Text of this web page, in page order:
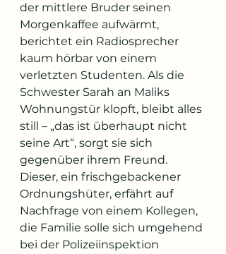
der mittlere Bruder seinen
Morgenkaffee aufwärmt,
berichtet ein Radiosprecher
kaum hörbar von einem
verletzten Studenten. Als die
Schwester Sarah an Maliks
Wohnungstür klopft, bleibt alles
still – „das ist überhaupt nicht
seine Art“, sorgt sie sich
gegenüber ihrem Freund.
Dieser, ein frischgebackener
Ordnungshüter, erfährt auf
Nachfrage von einem Kollegen,
die Familie solle sich umgehend
bei der Polizeiinspektion